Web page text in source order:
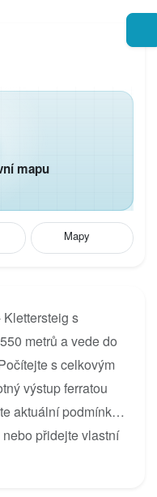
mapu
Mapy
s
metrů a vede do
s celkovým
výstup ferratou
aktuální podmínky,
přidejte vlastní